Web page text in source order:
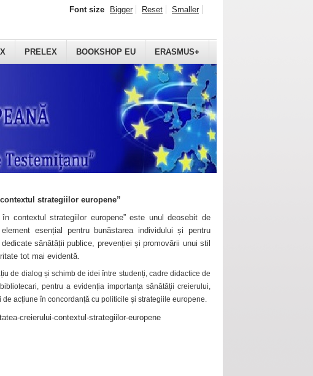
PRELEX BOOKSHOP EU ERASMUS+
Font size Bigger Reset Smaller
strategiilor europene”
contextul strategiilor europene” este unul deosebit de
esențial pentru bunăstarea individului și pentru
sănătății publice, prevenției și promovării unui stil
tot mai evidentă.
de dialog și schimb de idei între studenți, cadre didactice de
pentru a evidenția importanța sănătății creierului,
acțiune în concordanță cu politicile și strategiile europene.
creierului-contextul-strategiilor-europene